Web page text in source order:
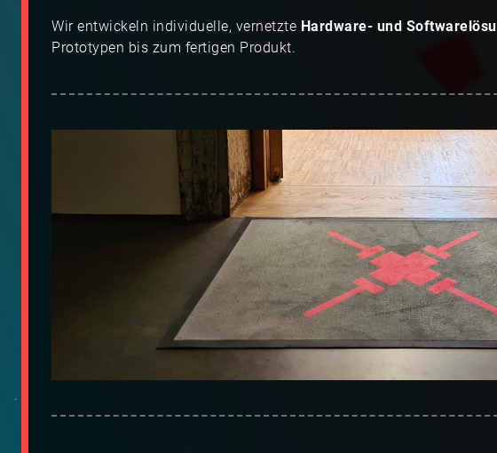
Wir entwickeln individuelle, vernetzte Hardware- und
Prototypen bis zum fertigen Produkt.